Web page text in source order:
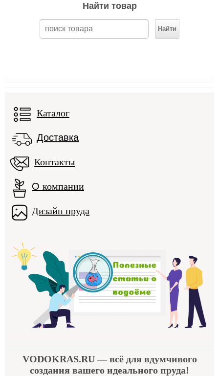
Найти товар
Каталог
Доставка
Контакты
О компании
Дизайн пруда
VODOKRAS.RU— всё для вдумчивого
создания вашего идеального пруда!